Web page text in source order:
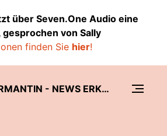
über Seven.One Audio eine
gesprochen von Sally
finden Sie hier!
DIE INFORMANTIN - NEWS ERKLÄRT VON SALLY LISA STARKEN